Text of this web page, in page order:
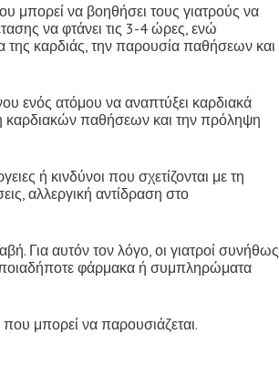
μπορεί να βοηθήσει τους γιατρούς να
να φτάνει τις 3-4 ώρες, ενώ
της καρδιάς, την παρουσία παθήσεων και
ενός ατόμου να αναπτύξει καρδιακά
καρδιακών παθήσεων και την πρόληψη
ή κινδύνοι που σχετίζονται με τη
αλλεργική αντίδραση στο
Για αυτόν τον λόγο, οι γιατροί συνήθως
φάρμακα ή συμπληρώματα
μπορεί να παρουσιάζεται.